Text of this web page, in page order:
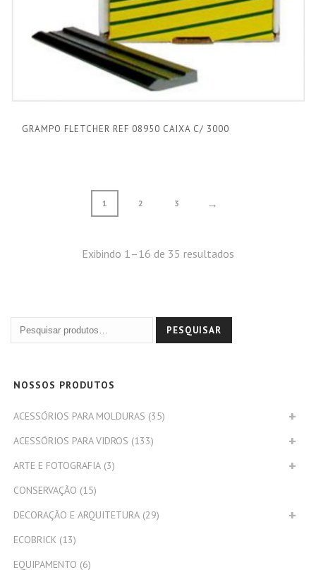
GRAMPO FLETCHER REF 08950 CAIXA C/ 3000
1 2 3 →
Exibindo 1–16 de 35 resultados
PESQUISAR
NOSSOS PRODUTOS
ACESSÓRIOS PARA MOLDURAS (35)
ACESSÓRIOS PARA VIDROS (133)
ARTE E FOTOGRAFIA (3)
CONSERVAÇÃO (15)
DECORAÇÃO E ARQUITETURA (29)
ECOBRICK (13)
EQUIPAMENTO (6)